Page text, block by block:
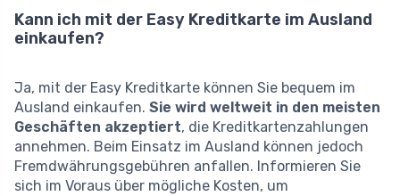
Kann ich mit der Easy Kreditkarte im Ausland
einkaufen?
Ja, mit der Easy Kreditkarte können Sie bequem im
Ausland einkaufen. Sie wird weltweit in den meisten
Geschäften akzeptiert, die Kreditkartenzahlungen
annehmen. Beim Einsatz im Ausland können jedoch
Fremdwährungsgebühren anfallen. Informieren Sie
sich im Voraus über mögliche Kosten, um